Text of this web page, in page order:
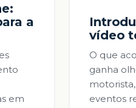
a
em
vídeo
O que
ganha
eventos